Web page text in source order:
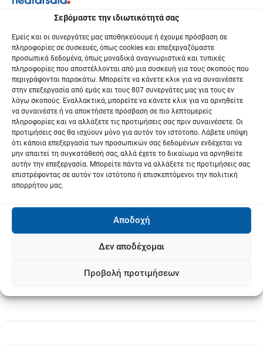
Σεβόμαστε την ιδιωτικότητά σας
Εμείς και οι συνεργάτες μας αποθηκεύουμε ή έχουμε πρόσβαση σε
πληροφορίες σε συσκευές, όπως cookies και επεξεργαζόμαστε
προσωπικά δεδομένα, όπως μοναδικά αναγνωριστικά και τυπικές
πληροφορίες που αποστέλλονται από μια συσκευή για τους σκοπούς που
περιγράφονται παρακάτω. Μπορείτε να κάνετε κλικ για να συναινέσετε
στην επεξεργασία από εμάς και τους 807 συνεργάτες μας για τους εν
λόγω σκοπούς. Εναλλακτικά, μπορείτε να κάνετε κλικ για να αρνηθείτε
να συναινέστε ή να αποκτήσετε πρόσβαση σε πιο λεπτομερείς
πληροφορίες και να αλλάξετε τις προτιμήσεις σας πριν συναινέσετε. Οι
προτιμήσεις σας θα ισχύουν μόνο για αυτόν τον ιστότοπο. Λάβετε υπόψη
ότι κάποια επεξεργασία των προσωπικών σας δεδομένων ενδέχεται να
μην απαιτεί τη συγκατάθεσή σας, αλλά έχετε το δικαίωμα να αρνηθείτε
αυτήν την επεξεργασία. Μπορείτε πάντα να αλλάξετε τις προτιμήσεις σας
επιστρέφοντας σε αυτόν τον ιστότοπο ή επισκεπτόμενοι την πολιτική
απορρήτου μας.
Αποδοχή
Δεν αποδέχομαι
Προβολή προτιμήσεων
ρ
θ
ρ
ω
ν